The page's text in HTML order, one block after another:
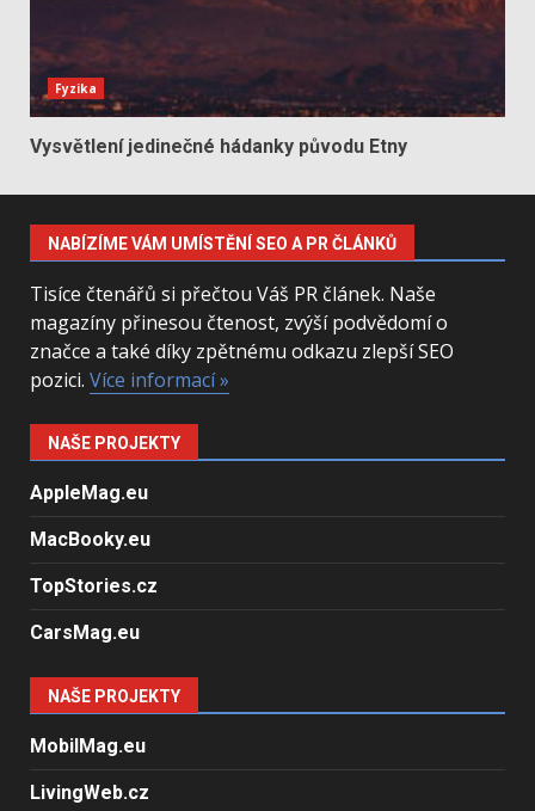
Fyzika
Vysvětlení jedinečné hádanky původu Etny
NABÍZÍME VÁM UMÍSTĚNÍ SEO A PR ČLÁNKŮ
Tisíce čtenářů si přečtou Váš PR článek. Naše
magazíny přinesou čtenost, zvýší podvědomí o
značce a také díky zpětnému odkazu zlepší SEO
pozici. Více informací »
NAŠE PROJEKTY
AppleMag.eu
MacBooky.eu
TopStories.cz
CarsMag.eu
NAŠE PROJEKTY
MobilMag.eu
LivingWeb.cz